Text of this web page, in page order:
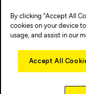
Bærekraft
Bli Mekonomen-
Bestill time
Opprett konto
Kundeservice
Ofte stilte spørsmål
Mekonomen+
Personvern
Populære
Bilservice
EU-kontroll
Diagnose/
Dekkskift
Copyright © 2025
Personvernerklæring
Cookieerklæring
By clicking “Accept All
cookies on your device
usage, and assist in our
Accept All